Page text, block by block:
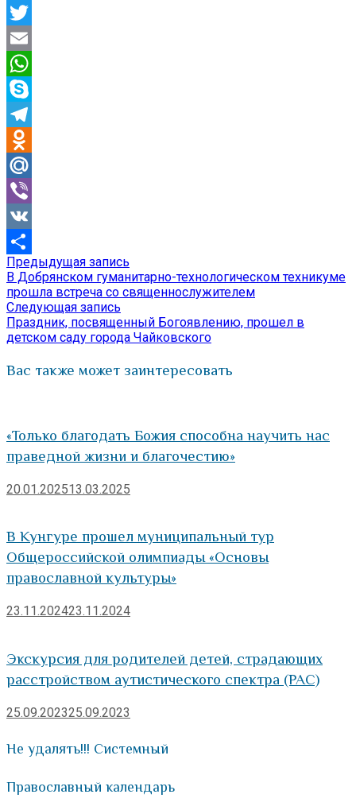
Facebook
Twitter
Email
WhatsApp
Skype
Telegram
Odnoklassniki
Mail.Ru
Viber
VK
Отправить
Навигация
по
записям
Предыдущая запись
запись:
В Добрянском гуманитарно-технологическом техникуме
прошла встреча со священнослужителем
Следующая запись
запись:
Праздник, посвященный Богоявлению, прошел в
детском саду города Чайковского
Вас также может заинтересовать
«Только благодать Божия способна научить нас
праведной жизни и благочестию»
20.01.202513.03.2025
В Кунгуре прошел муниципальный тур
Общероссийской олимпиады «Основы
православной культуры»
23.11.202423.11.2024
Экскурсия для родителей детей, страдающих
расстройством аутистического спектра (РАС)
25.09.202325.09.2023
Не удалять!!! Системный
Православный календарь